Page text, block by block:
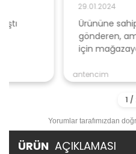
Ürününe sahip çıkan,
gönderen, ambalajı
için mağazaya teşekkür
antencim
Yorumlar tarafımızdan
ÜRÜN AÇIKLAMASI